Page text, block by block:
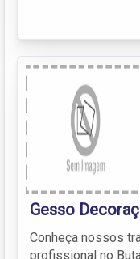
Gesso
Conheça nossos
profissional no